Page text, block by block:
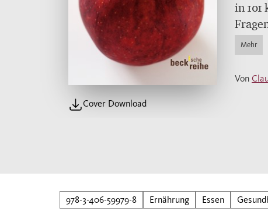
Cover Download
in
Mehr
Von
978-3-406-59979-8 Ernährung Essen